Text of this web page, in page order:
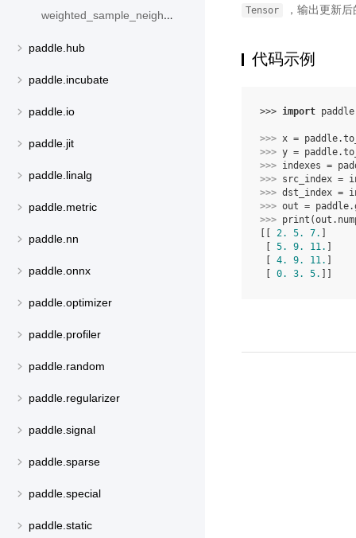
weighted_sample_neighbors
paddle.hub
paddle.incubate
paddle.io
paddle.jit
paddle.linalg
paddle.metric
paddle.nn
paddle.onnx
paddle.optimizer
paddle.profiler
paddle.random
paddle.regularizer
paddle.signal
paddle.sparse
paddle.special
paddle.static
Tensor ，输出更新
代码示例
>>> import paddle
>>> x = paddle.
>>> y = paddle.
>>> indexes =
>>> src_index =
>>> dst_index =
>>> out = paddle.
>>> print (out .
2. 5. 7.
5. 9. 11.
4. 9. 11.
0. 3. 5.